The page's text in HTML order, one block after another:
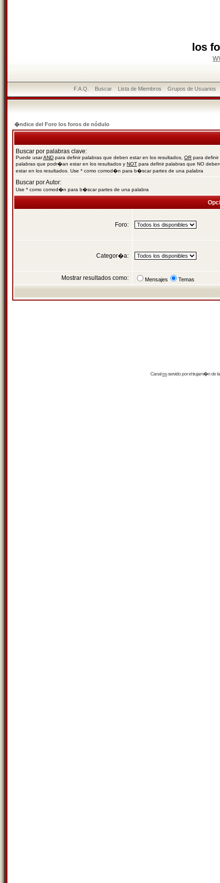
los
F.A.Q. Buscar Lista de Miembros Grupos de Usuarios
�ndice del Foro los foros de nódulo
Buscar por palabras clave:
Puede usarAND para definir palabras que deben estar en los resultados, OR para definir
palabras que podr�an estar en los resultados y NOT para definir palabras que NO
estar en los resultados. Use * como comod�n para b�scar partes de una palabra
Buscar por Autor:
Use * como comod�n para b�scar partes de una palabra
Foro:
Categor�a:
Mostrar resultados como: Mensajes Temas
Canalrssservido por eltrujam�nde